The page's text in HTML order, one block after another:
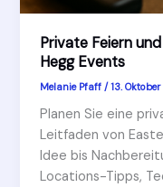
Private Feiern
Hegg Events
Melanie Pfaff /13.
Planen Sie eine
Leitfaden von
Idee bis
Locations-Tipps,